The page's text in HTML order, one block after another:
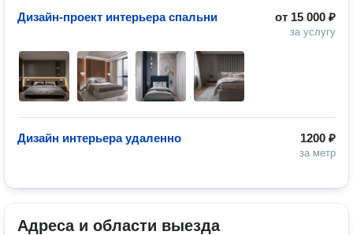
от 15 000 ₽
за услугу
Дизайн-проект интерьера спальни
1200 ₽
за метр
Дизайн интерьера удаленно
Адреса и области выезда